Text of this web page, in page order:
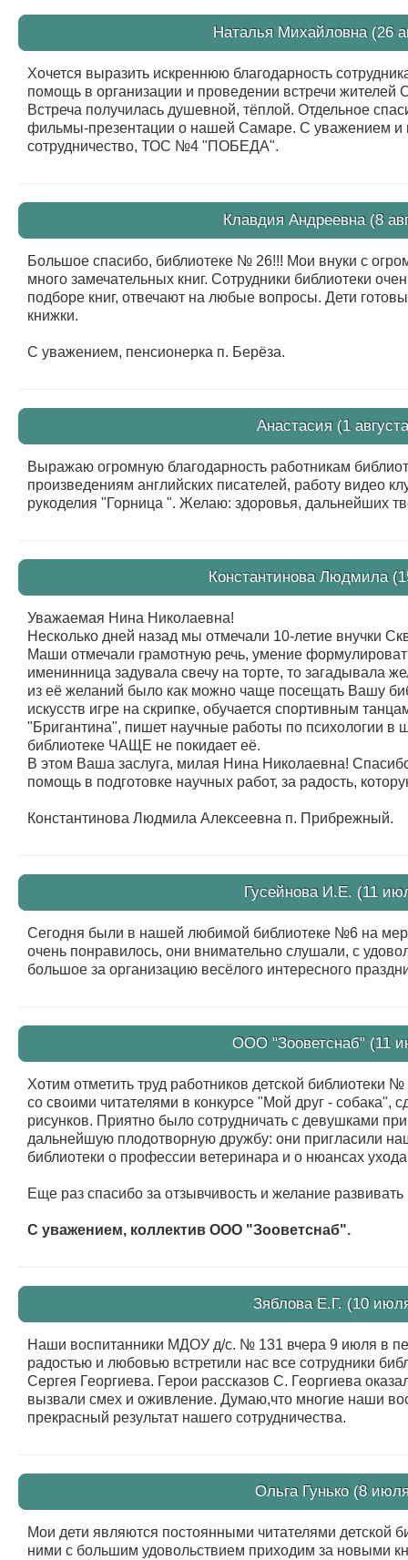
Наталья Михайловна (26
Хочется выразить искреннюю благодарность
помощь в организации и проведении встречи жителей
Встреча получилась душевной, тёплой. Отдельное
фильмы-презентации о нашей Самаре. С уважением и
сотрудничество, ТОС №4 "ПОБЕДА".
Клавдия Андреевна (8
Большое спасибо, библиотеке № 26!!! Мои внуки с
много замечательных книг. Сотрудники библиотеки
подборе книг, отвечают на любые вопросы. Дети
книжки.
С уважением, пенсионерка п. Берёза.
Анастасия (1
Выражаю огромную благодарность работникам
произведениям английских писателей, работу видео
рукоделия "Горница ". Желаю: здоровья, дальнейших
Константинова Людмила
Уважаемая Нина Николаевна!
Несколько дней назад мы отмечали 10-летие внучки
Маши отмечали грамотную речь, умение
именинница задувала свечу на торте, то загадывала
из её желаний было как можно чаще посещать Вашу
искусств игре на скрипке, обучается спортивным
"Бригантина", пишет научные работы по психологии в
библиотеке ЧАЩЕ не покидает её.
В этом Ваша заслуга, милая Нина Николаевна!
помощь в подготовке научных работ, за радость,
Константинова Людмила Алексеевна п. Прибрежный.
Гусейнова И.Е. (11
Сегодня были в нашей любимой библиотеке №6 на
очень понравилось, они внимательно слушали, с
большое за организацию весёлого интересного
ООО "Зооветснаб" (11
Хотим отметить труд работников детской библиотеки
со своими читателями в конкурсе "Мой друг - собака",
рисунков. Приятно было сотрудничать с девушками
дальнейшую плодотворную дружбу: они пригласили
библиотеки о профессии ветеринара и о нюансах
Еще раз спасибо за отзывчивость и желание развивать
С уважением, коллектив ООО "Зооветснаб".
Зяблова Е.Г. (10
Наши воспитанники МДОУ д/с. № 131 вчера 9 июля в
радостью и любовью встретили нас все сотрудники
Сергея Георгиева. Герои рассказов С. Георгиева
вызвали смех и оживление. Думаю,что многие наши
прекрасный результат нашего сотрудничества.
Ольга Гунько (8
Мои дети являются постоянными читателями
ними с большим удовольствием приходим за новыми